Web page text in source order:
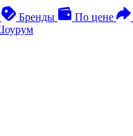
Бренды По цене